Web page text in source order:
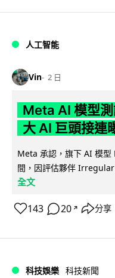
人工智能
Vin 2 日
Meta AI 模型
大 AI 巨頭接連
Meta 承認，旗下 AI 模
間，因評估夥伴
全文
143 20 ↗ 分享
科技娛樂 科技新聞